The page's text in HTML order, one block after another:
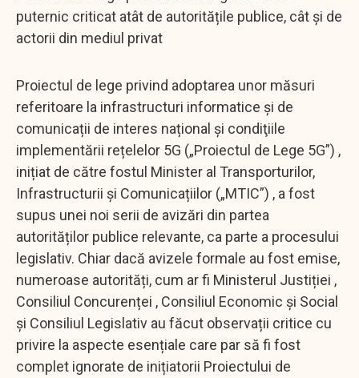
puternic criticat atât de autoritățile publice, cât și de
actorii din mediul privat
Proiectul de lege privind adoptarea unor măsuri
referitoare la infrastructuri informatice și de
comunicații de interes național şi condiţiile
implementării rețelelor 5G („Proiectul de Lege 5G”) ,
inițiat de către fostul Minister al Transporturilor,
Infrastructurii și Comunicațiilor („MTIC”) , a fost
supus unei noi serii de avizări din partea
autorităților publice relevante, ca parte a procesului
legislativ. Chiar dacă avizele formale au fost emise,
numeroase autorități, cum ar fi Ministerul Justiției ,
Consiliul Concurenței , Consiliul Economic și Social
și Consiliul Legislativ au făcut observații critice cu
privire la aspecte esențiale care par să fi fost
complet ignorate de inițiatorii Proiectului de